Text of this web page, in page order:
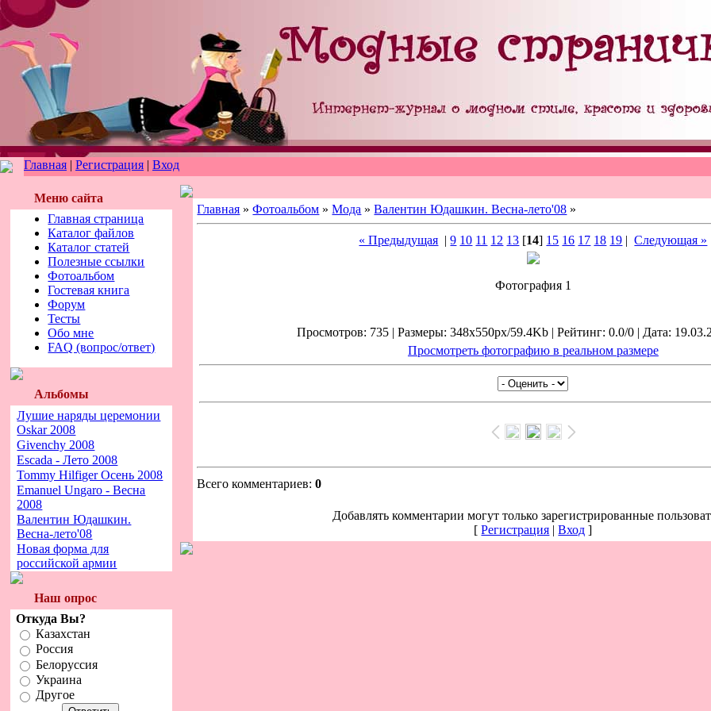
Главная | Регистрация | Вход
Меню сайта
Главная страница
Каталог файлов
Каталог статей
Полезные ссылки
Фотоальбом
Гостевая книга
Форум
Тесты
Обо мне
FAQ (вопрос/ответ)
Альбомы
Лушие наряды церемонии
Oskar 2008
Givenchy 2008
Escada - Лето 2008
Tommy Hilfiger Осень 2008
Emanuel Ungaro - Весна
2008
Валентин Юдашкин.
Весна-лето'08
Новая форма для
российской армии
Наш опрос
Откуда Вы?
Казахстан
Россия
Белоруссия
Украина
Другое
Главная »Фотоальбом »Мода »Валентин Юдашкин. Весна-лето'08 »
« Предыдущая |9 10 11 12 13 [14] 15 16 17 18 19 |Следующая »
Фотография 1
Просмотров: 735 | Размеры: 348x550px/59.4Kb | Рейтинг: 0.0/0 | Дата:
Просмотреть фотографию в реальном размере
Всего комментариев:0
Добавлять комментарии могут только зарегистрированные
[Регистрация |Вход ]